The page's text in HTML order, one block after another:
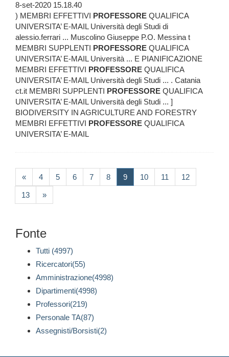
8-set-2020 15.18.40
) MEMBRI EFFETTIVI PROFESSORE QUALIFICA
UNIVERSITA’ E-MAIL Università degli Studi di
alessio.ferrari ... Muscolino Giuseppe P.O. Messina t
MEMBRI SUPPLENTI PROFESSORE QUALIFICA
UNIVERSITA’ E-MAIL Università ... E PIANIFICAZIONE
MEMBRI EFFETTIVI PROFESSORE QUALIFICA
UNIVERSITA’ E-MAIL Università degli Studi ... . Catania
ct.it MEMBRI SUPPLENTI PROFESSORE QUALIFICA
UNIVERSITA’ E-MAIL Università degli Studi ... ]
BIODIVERSITY IN AGRICULTURE AND FORESTRY
MEMBRI EFFETTIVI PROFESSORE QUALIFICA
UNIVERSITA’ E-MAIL
« 4 5 6 7 8 9(current)
10 11 12
13 »
Fonte
Tutti (4997)
Ricercatori(55)
Amministrazione(4998)
Dipartimenti(4998)
Professori(219)
Personale TA(87)
Assegnisti/Borsisti(2)